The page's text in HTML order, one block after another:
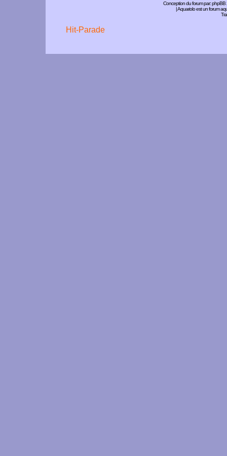
Conception du forum par:phpBB
| Aquariolo est un forum